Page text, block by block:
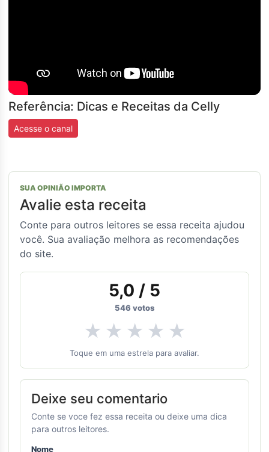
Referência: Dicas e Receitas da Celly
Acesse o canal
SUA OPINIÃO IMPORTA
Avalie esta receita
Conte para outros leitores se essa receita ajudou
você. Sua avaliação melhora as recomendações
do site.
5,0 / 5
546 votos
★ ★ ★ ★ ★
Toque em uma estrela para avaliar.
Deixe seu comentario
Conte se voce fez essa receita ou deixe uma dica
para outros leitores.
Nome